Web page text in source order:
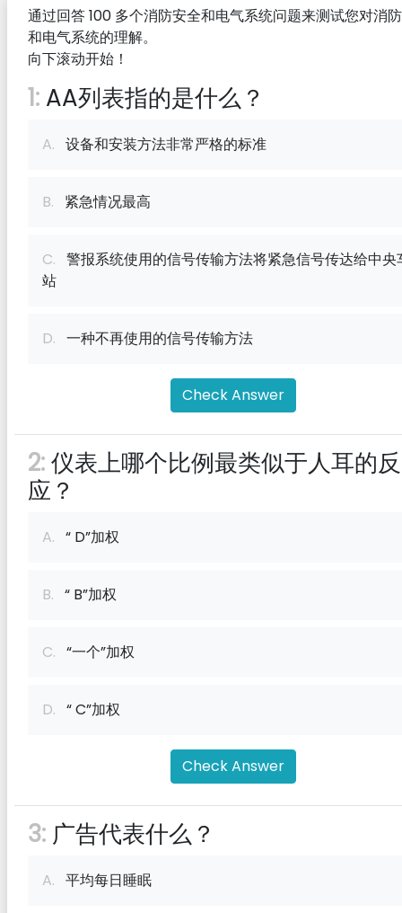
职业实践多项选择题
通过回答 100 多个消防安全和电气系统问题来测试您对消
和电气系统的理解。
向下滚动开始！
1: AA列表指的是什么？
A. 设备和安装方法非常严格的标准
B. 紧急情况最高
C. 警报系统使用的信号传输方法将紧急信号传达给中央
站
D. 一种不再使用的信号传输方法
Check Answer
2:仪表上哪个比例最类似于人耳的反
应？
A. “ D”加权
B. “ B”加权
C. “一个”加权
D. “ C”加权
Check Answer
3: 广告代表什么？
A. 平均每日睡眠